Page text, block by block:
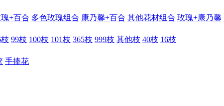
+百合 多色玫瑰组合 康乃馨+百合 其他花材组合 玫瑰+康乃馨
99枝 100枝 101枝 365枝 999枝 其他枝 40枝 16枝
手捧花